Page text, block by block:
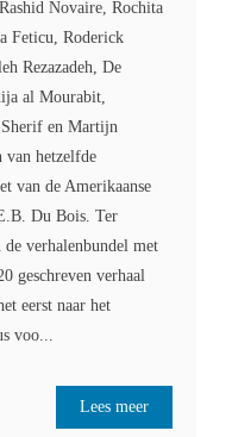
Novaire, Rochita
Feticu, Roderick
Rezazadeh, De
al Mourabit,
Sherif en Martijn
van hetzelfde
van de Amerikaanse
Du Bois. Ter
verhalenbundel met
geschreven verhaal
eerst naar het
voo...
Lees meer